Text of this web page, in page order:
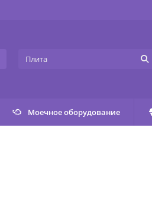
Моечное оборудование